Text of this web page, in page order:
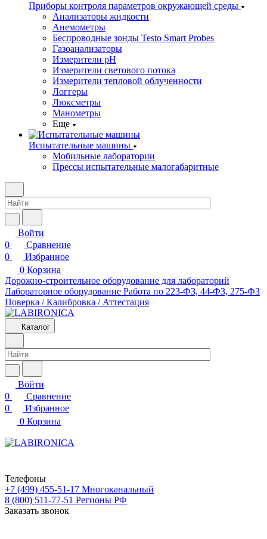
Приборы контроля параметров окружающей среды
Анализаторы жидкости
Анемометры
Беспроводные зонды Testo Smart Probes
Газоанализаторы
Измерители pH
Измерители светового потока
Измерители тепловой облученности
Логгеры
Люксметры
Манометры
Еще
Испытательные машины
Мобильные лаборатории
Прессы испытательные малогабаритные
Войти
0
Сравнение
0
Избранное
0 Корзина
Дорожно-строительное оборудование для лабораторий
Лабораторное оборудование Работа по 223-ФЗ, 44-ФЗ, 275-ФЗ
Поверка / Калибровка / Аттестация
Каталог
Войти
0
Сравнение
0
Избранное
0 Корзина
Телефоны
+7 (499) 455-51-17 Многоканальный
8 (800) 511-77-51 Регионы РФ
Заказать звонок